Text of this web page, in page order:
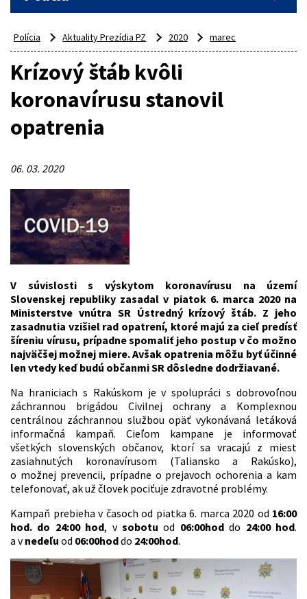
Polícia Aktuality Prezídia PZ 2020 marec
Krízový štáb kvôli
koronavírusu stanovil
opatrenia
06. 03. 2020
V súvislosti s výskytom koronavírusu na území
Slovenskej republiky zasadal v piatok 6. marca 2020 na
Ministerstve vnútra SR Ústredný krízový štáb. Z jeho
zasadnutia vzišiel rad opatrení, ktoré majú za cieľ predísť
šíreniu vírusu, prípadne spomaliť jeho postup v čo možno
najväčšej možnej miere. Avšak opatrenia môžu byť účinné
len vtedy keď budú občanmi SR dôsledne dodržiavané.
Na hraniciach s Rakúskom je v spolupráci s dobrovoľnou
záchrannou brigádou Civilnej ochrany a Komplexnou
centrálnou záchrannou službou opäť vykonávaná letáková
informačná kampaň. Cieľom kampane je informovať
všetkých slovenských občanov, ktorí sa vracajú z miest
zasiahnutých koronavírusom (Taliansko a Rakúsko),
o možnej prevencii, prípadne o prejavoch ochorenia a kam
telefonovať, ak už človek pociťuje zdravotné problémy.
Kampaň prebieha v časoch od piatka 6. marca 2020 od 16:00
hod. do 24:00 hod, vsobotu od 06:00hoddo 24:00 hod.
a vnedeľu od 06:00hoddo 24:00hod.